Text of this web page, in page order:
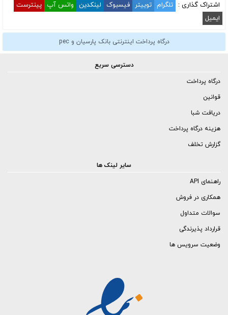
اشتراک گذاری : تلگرام توییتر فیسبوک لینکدین واتس آپ پینترست
ایمیل
درگاه پرداخت اینترنتی بانک پارسیان و pec
دسترسی سریع
درگاه پرداخت
قوانین
دریافت شبا
هزینه درگاه پرداخت
گزارش تخلف
سایر لینک ها
راهنمای API
همکاری در فروش
سوالات متداول
قرارداد پذیرندگی
وضعیت سرویس ها